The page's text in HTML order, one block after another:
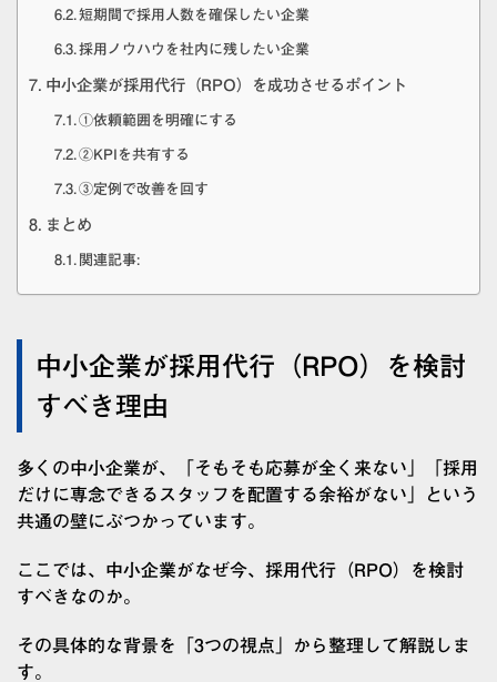
短期間で採用人数を確保したい企業
採用ノウハウを社内に残したい企業
中小企業が採用代行（RPO）を成功させるポイント
①依頼範囲を明確にする
②KPIを共有する
③定例で改善を回す
まとめ
関連記事:
中小企業が採用代行（RPO）を検討
すべき理由
多くの中小企業が、「そもそも応募が全く来ない」「採用
だけに専念できるスタッフを配置する余裕がない」という
共通の壁にぶつかっています。
ここでは、中小企業がなぜ今、採用代行（RPO）を検討
すべきなのか。
その具体的な背景を「3つの視点」から整理して解説しま
す。